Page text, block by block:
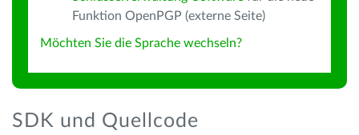
Funktion OpenPGP (externe Seite)
Möchten Sie die Sprache wechseln?
SDK und Quellcode